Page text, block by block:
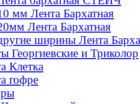
мм Лента Бархатная
Лента Бархатная
ширины Лента
Георгиевские и Триколор
Клетка
гофре